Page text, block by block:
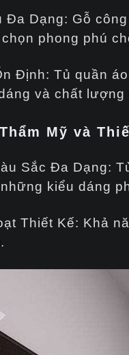
Đa Dạng: Gỗ
phong phú
Định: Tủ quần
và chất lượng
Mỹ và
Sắc Đa Dạng:
kiểu dáng
Thiết Kế: Khả